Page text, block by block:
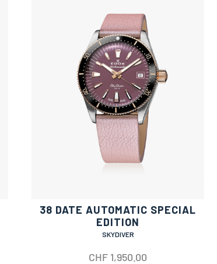
38 DATE AUTOMATIC SPECIAL
EDITION
SKYDIVER
CHF 1,950.00